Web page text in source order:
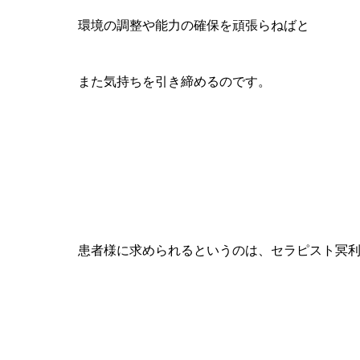
環境の調整や能力の確保を頑張らねばと
また気持ちを引き締めるのです。
患者様に求められるというのは、セラピスト冥利